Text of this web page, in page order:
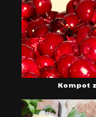
Kompot